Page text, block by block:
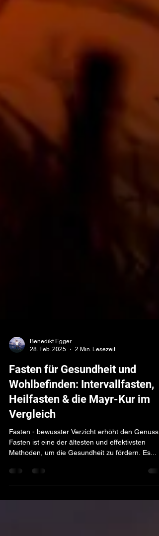
28. Feb. 2025
2 Min. Lesezeit
Fasten für Gesundheit und
Wohlbefinden: Intervallfasten,
Heilfasten & die Mayr-Kur im
Vergleich
Fasten - bewusster Verzicht erhöht den Genuss!